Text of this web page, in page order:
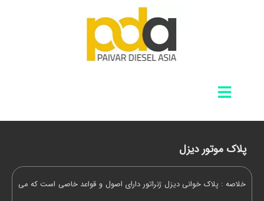
پلاک موتور دیزل
خلاصه : پلاک خوانی دیزل ژنراتور دارای اصول و قواعد خاصی است که می